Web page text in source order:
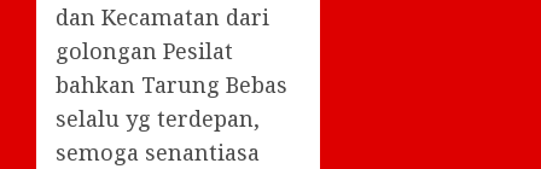
dan Kecamatan dari
golongan Pesilat
bahkan Tarung Bebas
selalu yg terdepan,
semoga senantiasa